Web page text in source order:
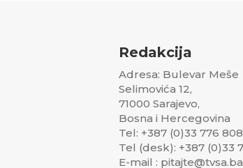
Redakcija
Adresa: Bulevar Meše
Selimovića 12,
71000 Sarajevo,
Bosna i Hercegovina
Tel: +387 (0)33 776 808
Tel (desk): +387 (0)33
E-mail : pitajte@tvsa.ba